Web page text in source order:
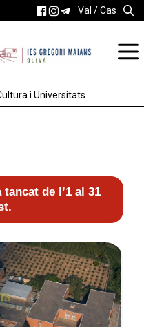
Val Cas
i Universitats
de l’1 al 31